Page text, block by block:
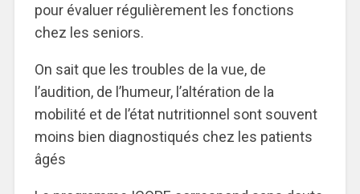
pour évaluer régulièrement les fonctions
chez les seniors.
On sait que les troubles de la vue, de
l’audition, de l’humeur, l’altération de la
mobilité et de l’état nutritionnel sont souvent
moins bien diagnostiqués chez les patients
âgés